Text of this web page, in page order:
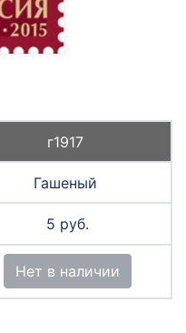
г1917
Гашеный
5 руб.
Нет в наличии